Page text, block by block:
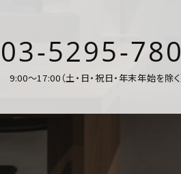
03-5295-
9:00～17:00（土・日・祝日・年末年始を除く